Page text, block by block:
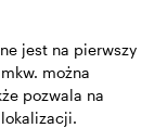
jest na pierwszy
można
pozwala na